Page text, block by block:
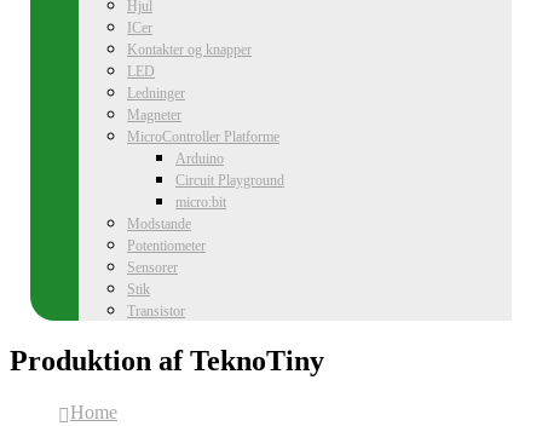
Hjul
ICer
Kontakter og knapper
LED
Ledninger
Magneter
MicroController Platforme
Arduino
Circuit Playground
micro:bit
Modstande
Potentiometer
Sensorer
Stik
Transistor
Produktion af TeknoTiny
Home